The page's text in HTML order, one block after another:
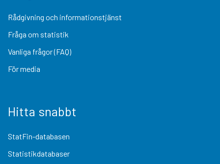
Rådgivning och informationstjänst
Fråga om statistik
Vanliga frågor (FAQ)
För media
Hitta snabbt
StatFin-databasen
Statistikdatabaser